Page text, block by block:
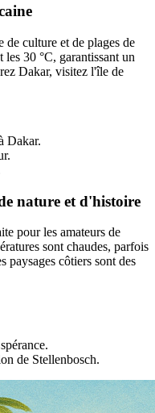
culture et de plages de
30 °C, garantissant un
Dakar, visitez l'île de
Dakar.
nature et d'histoire
pour les amateurs de
sont chaudes, parfois
paysages côtiers sont des
de Stellenbosch.